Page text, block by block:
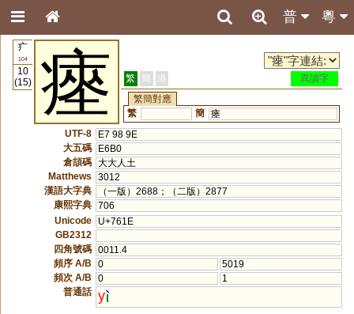
粵
普
疒
104
10
(15)
瘞 繁 簡 港
異讀字
繁簡對應
繁
簡 瘗
UTF-8
E7 98 9E
大五碼
E6B0
倉頡碼 大大人土
Matthews
3012
漢語大字典
（一版）2688；（二版）2877
康熙字典 706
Unicode
U+761E
GB2312
四角號碼 0011.4
頻序 A/B
0
5019
頻次 A/B
0
1
普通話 y